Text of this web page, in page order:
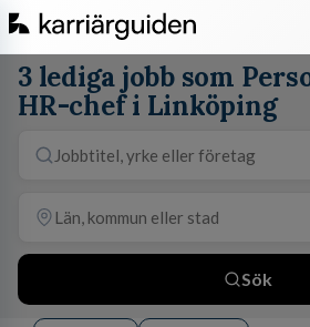
3 lediga jobb som
HR-chef i Linköping
Sök